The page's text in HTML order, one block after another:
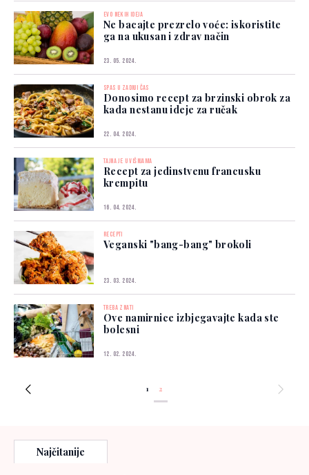
EVO NEKIH IDEJA
Ne bacajte prezrelo voće: iskoristite
ga na ukusan i zdrav način
23. 05. 2024.
SPAS U ZADNJI ČAS
Donosimo recept za brzinski obrok za
kada nestanu ideje za ručak
22. 04. 2024.
TAJNA JE U VIŠNJAMA
Recept za jedinstvenu francusku
krempitu
16. 04. 2024.
RECEPTI
Veganski "bang-bang" brokoli
23. 03. 2024.
TREBA ZNATI
Ove namirnice izbjegavajte kada ste
bolesni
12. 02. 2024.
1 2
Najčitanije